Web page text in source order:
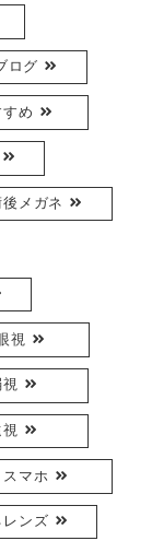
ログ
すめ
メガネ
視
視
視
スマホ
レンズ